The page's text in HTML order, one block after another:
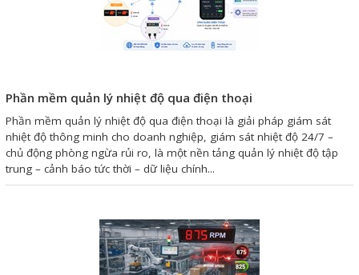
Phần mềm quản lý nhiệt độ qua điện thoại
Phần mềm quản lý nhiệt độ qua điện thoại là giải pháp giám sát
nhiệt độ thông minh cho doanh nghiệp, giám sát nhiệt độ 24/7 –
chủ động phòng ngừa rủi ro, là một nền tảng quản lý nhiệt độ tập
trung – cảnh báo tức thời – dữ liệu chính...
Giải pháp quản lý bằng mã
Bảng Led hiển thị nhiệt độ
độ ẩm
Máy dò kim loại
Màn hình cảm ứng HMI